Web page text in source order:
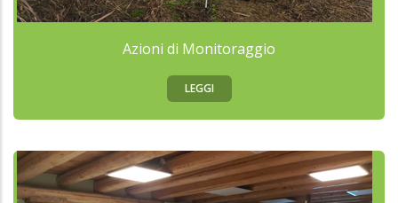
Azioni di Monitoraggio
LEGGI